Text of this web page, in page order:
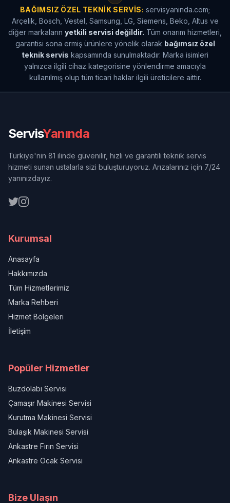
BAĞIMSIZ ÖZEL TEKNIK SERVIS: servisyaninda.com;
Arçelik, Bosch, Vestel, Samsung, LG, Siemens, Beko, Altus ve
diğer markaların yetkili servisi değildir. Tüm onarım hizmetleri,
garantisi sona ermiş ürünlere yönelik olarak bağımsız özel
teknik servis kapsamında sunulmaktadır. Marka isimleri
yalnızca ilgili cihaz kategorisine yönlendirme amacıyla
kullanılmış olup tüm ticari haklar ilgili üreticilere aittir.
ServisYanında
Türkiye'nin 81 ilinde güvenilir, hızlı ve garantili teknik servis
hizmeti sunan ustalarla sizi buluşturuyoruz. Arızalarınız için 7/24
yanınızdayız.
Kurumsal
Anasayfa
Hakkımızda
Tüm Hizmetlerimiz
Marka Rehberi
Hizmet Bölgeleri
İletişim
Popüler Hizmetler
Buzdolabı Servisi
Çamaşır Makinesi Servisi
Kurutma Makinesi Servisi
Bulaşık Makinesi Servisi
Ankastre Fırın Servisi
Ankastre Ocak Servisi
Bize Ulaşın